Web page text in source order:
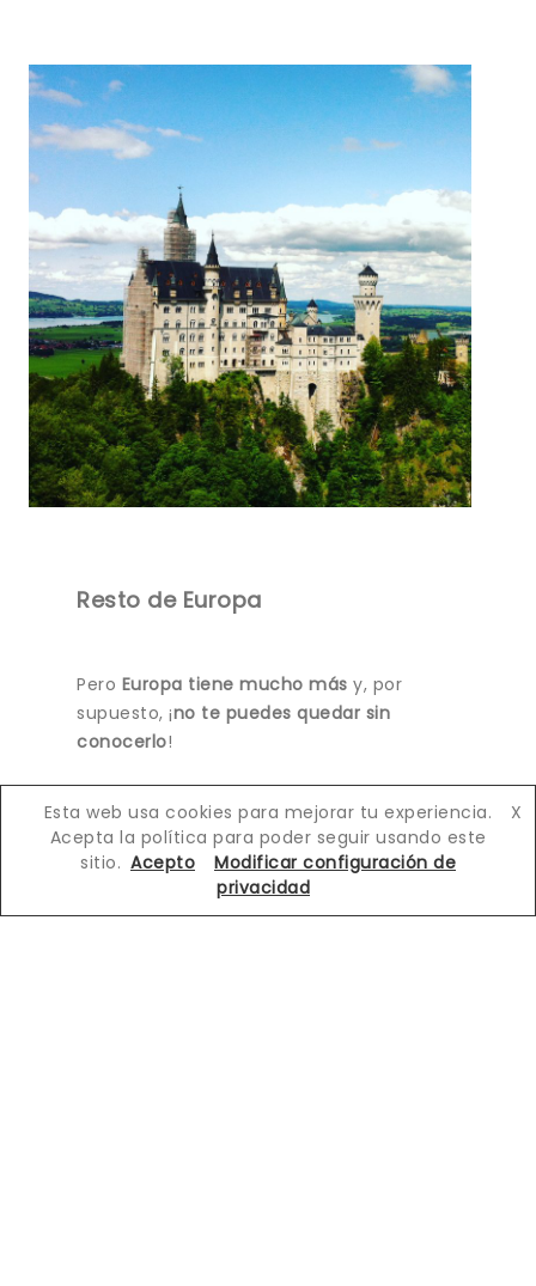
Resto de Europa
Pero Europa tiene mucho más y, por
supuesto, ¡no te puedes quedar sin
conocerlo!
QUIERO CONOCER EL RESTO DE
EUROPA
Dinamarca
Inglaterra
Esta web usa cookies para mejorar tu experiencia.
Acepta la política para poder seguir usando este
sitio.
X
Acepto
Modificar configuración de
privacidad